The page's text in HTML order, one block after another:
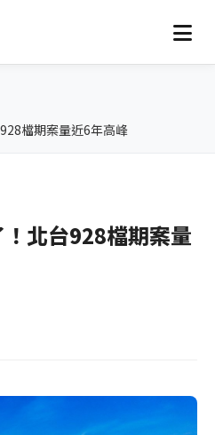
檔期案量近6年高峰
北台928檔期案量